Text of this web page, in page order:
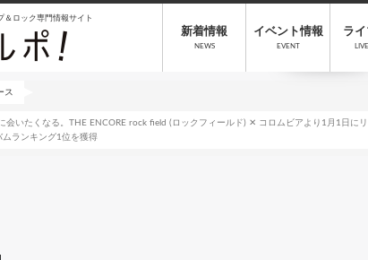
＆ロック専門情報サイト
新着情報
NEWS
イベント情報
EVENT
ラ
ス
会いたくなる。THE ENCORE rock field (ロックフィールド) ✕ コロムビアより1月1日に
ムランキング1位を獲得